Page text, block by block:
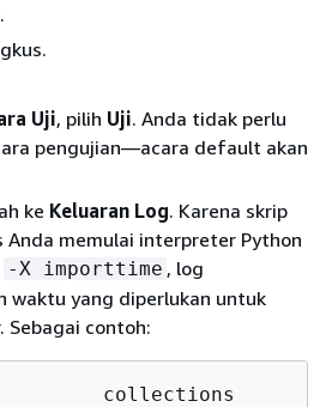
.
Uji, pilih Uji. Anda tidak perlu
pengujian—acara default akan
ke Keluaran Log. Karena skrip
Anda memulai interpreter Python
-X importtime , log
waktu yang diperlukan untuk
Sebagai contoh:
collections